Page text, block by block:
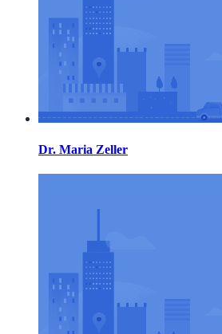
Dr. Maria Zeller